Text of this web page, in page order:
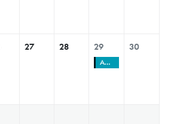
27 28 29
AGRO SHOW Jakubovice
30